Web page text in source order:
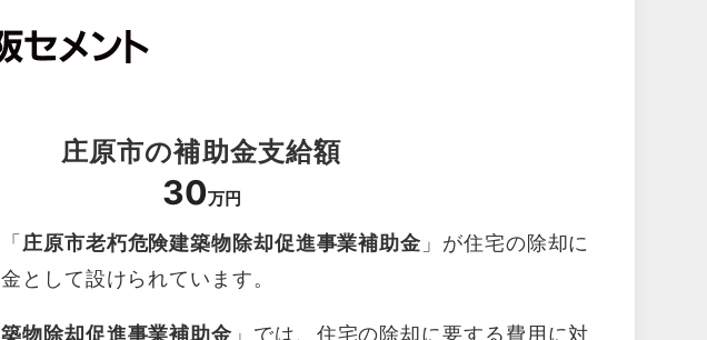
庄原市の補助金支給額
30万円
庄原市老朽危険建築物除却促進事業補助金 」が住宅の除却に
として設けられています。
物除却促進事業補助金 」では、住宅の除却に要する費用に対